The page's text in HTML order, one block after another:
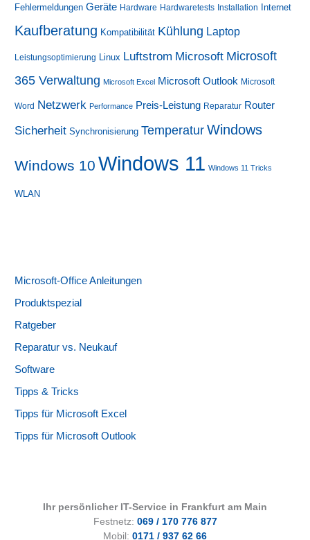
Fehlermeldungen Geräte Hardware Hardwaretests Installation Internet
Kaufberatung Kompatibilität Kühlung Laptop
Leistungsoptimierung Linux Luftstrom Microsoft Microsoft
365 Verwaltung Microsoft Excel Microsoft Outlook Microsoft
Word Netzwerk Performance Preis-Leistung Reparatur Router
Sicherheit Synchronisierung Temperatur Windows
Windows 10 Windows 11 Windows 11 Tricks
WLAN
Microsoft-Office Anleitungen
Produktspezial
Ratgeber
Reparatur vs. Neukauf
Software
Tipps & Tricks
Tipps für Microsoft Excel
Tipps für Microsoft Outlook
Ihr persönlicher IT-Service in Frankfurt am Main
Festnetz: 069 / 170 776 877
Mobil: 0171 / 937 62 66